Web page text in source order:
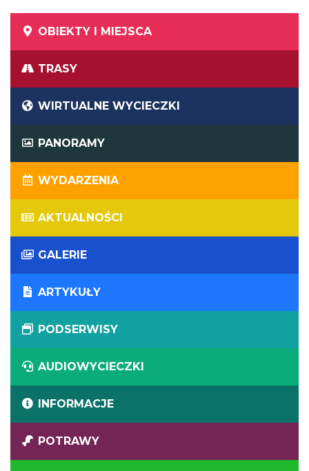
OBIEKTY I MIEJSCA
TRASY
WIRTUALNE WYCIECZKI
PANORAMY
WYDARZENIA
AKTUALNOŚCI
GALERIE
ARTYKUŁY
PODSERWISY
AUDIOWYCIECZKI
INFORMACJE
POTRAWY